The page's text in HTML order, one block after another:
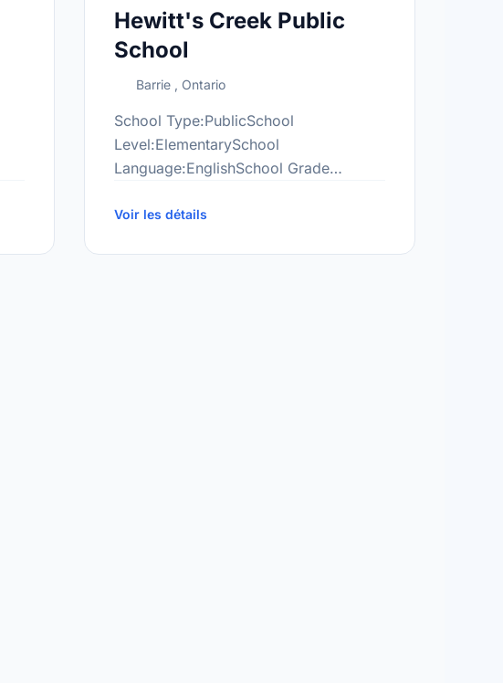
Hewitt's Creek Public
School
Barrie , Ontario
School Type:PublicSchool
Level:ElementarySchool
Language:EnglishSchool Grade
at:http://hew.scdsb.on.ca/
Voir les détails